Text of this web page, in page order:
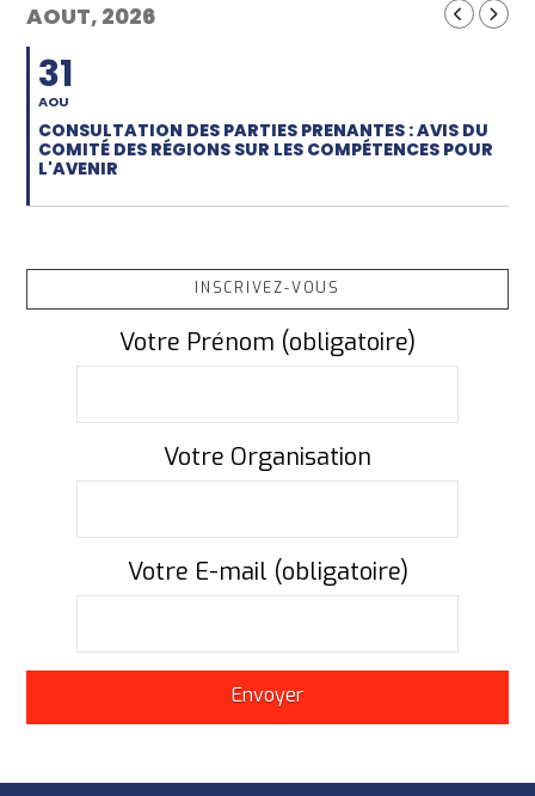
AOUT, 2026
31
AOU
CONSULTATION DES PARTIES PRENANTES : AVIS DU
COMITÉ DES RÉGIONS SUR LES COMPÉTENCES POUR
L'AVENIR
INSCRIVEZ-VOUS
Votre Prénom (obligatoire)
Votre Organisation
Votre E-mail (obligatoire)